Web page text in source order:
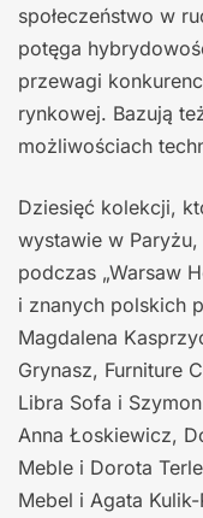
społeczeństwo w
potęga
przewagi
rynkowej. Bazują
możliwościach
Dziesięć kolekcji,
wystawie w
podczas „Warsaw
i znanych polskich
Magdalena
Grynasz, Furniture
Libra Sofa i
Anna Łoskiewicz,
Meble i Dorota
Mebel i Agata